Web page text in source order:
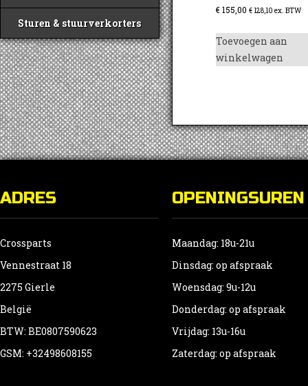
Sturen & stuurverkorters
€155,00 € 128,10 ex. BTW
Toevoegen aan
winkelwagen
ADRES
Crossparts
Vennestraat 18
2275 Gierle
België
BTW: BE0807590623
GSM: +32498608155
OPENINGSUREN
Maandag: 18u-21u
Dinsdag: op afspraak
Woensdag: 9u-12u
Donderdag: op afspraak
Vrijdag: 13u-16u
Zaterdag: op afspraak